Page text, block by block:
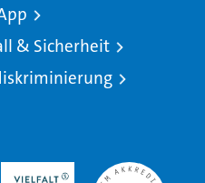
& Sicherheit